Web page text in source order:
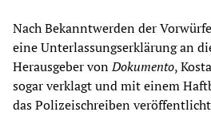
Nach Bekanntwerden der
eine Unterlassungserklärung an
Herausgeber vonDokumento,
sogar verklagt und mit einem
das Polizeischreiben